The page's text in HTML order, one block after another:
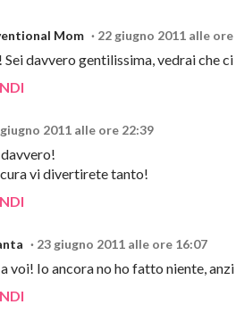
Mom 22 giugno 2011 alle ore
Sei davvero gentilissima, vedrai che
2011 alle ore 22:39
vi divertirete tanto!
23 giugno 2011 alle ore 16:07
voi! Io ancora no ho fatto niente,